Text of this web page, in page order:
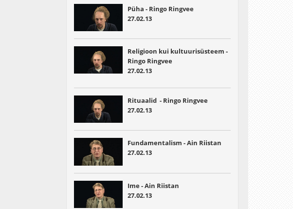
Püha - Ringo Ringvee
27.02.13
Religioon kui kultuurisüsteem -
Ringo Ringvee
27.02.13
Rituaalid - Ringo Ringvee
27.02.13
Fundamentalism - Ain Riistan
27.02.13
Ime - Ain Riistan
27.02.13